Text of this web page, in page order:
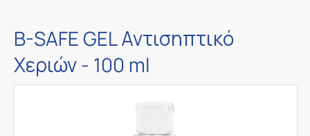
B-SAFE GEL Αντισηπτικό
Χεριών - 100 ml